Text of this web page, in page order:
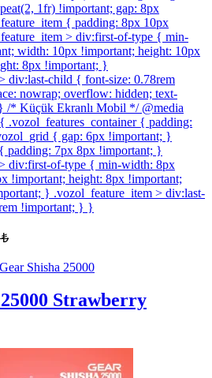
1fr) !important; gap: 8px
{ padding: 8px 10px
> div:first-of-type { min-
width: 10px !important; height: 10px
8px !important; }
div:last-child { font-size: 0.78rem
nowrap; overflow: hidden; text-
* Küçük Ekranlı Mobil */ @media
.vozol_features_container { padding:
{ gap: 6px !important; }
padding: 7px 8px !important; }
div:first-of-type { min-width: 8px
!important; height: 8px !important;
} .vozol_feature_item > div:last-
!important; } }
₺
Shisha 25000
Strawberry